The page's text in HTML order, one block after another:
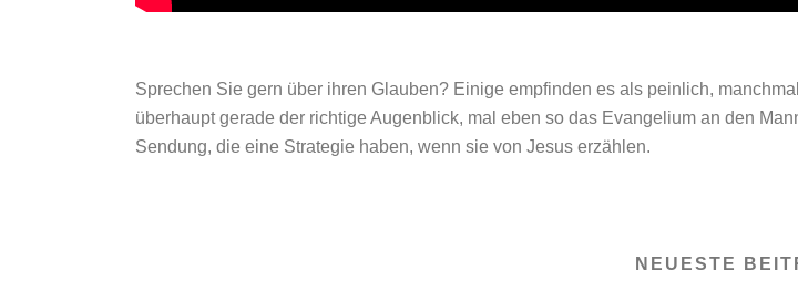
Sprechen Sie gern über ihren Glauben? Einige empfinden es als peinlich,
überhaupt gerade der richtige Augenblick, mal eben so das Evangelium an den
Sendung, die eine Strategie haben, wenn sie von Jesus erzählen.
NEUESTE